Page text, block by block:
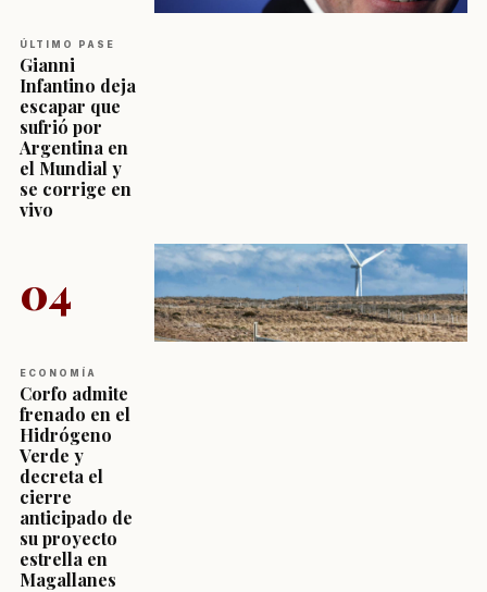
ÚLTIMO PASE
Gianni
Infantino deja
escapar que
sufrió por
Argentina en
el Mundial y
se corrige en
vivo
04
ECONOMÍA
Corfo admite
frenado en el
Hidrógeno
Verde y
decreta el
cierre
anticipado de
su proyecto
estrella en
Magallanes